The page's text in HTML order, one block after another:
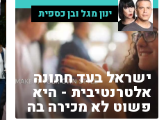
ינון מגל ובן כספית
ישראל בעד חתונה
אלטרנטיבית - היא
פשוט לא מכירה בה